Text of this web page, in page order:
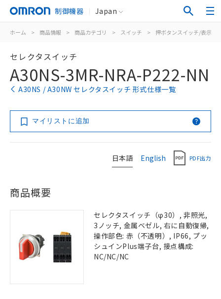
制御機器 Japan
ホーム > 商品情報 > 商品カテゴリ > スイッチ > 押ボタンスイッチ/表示灯
セレクタスイッチ
A30NS-3MR-NRA-P222-NN
A30NS / A30NW セレクタスイッチ 形式仕様一覧
マイリストに追加
日本語 English PDF出力
商品概要
セレクタスイッチ（φ30）, 非照光,
3ノッチ, 金属ベゼル, 右に自動復帰,
操作部色: 赤（不透明）, IP66, プッ
シュインPlus端子台, 接点構成:
NC/NC/NC